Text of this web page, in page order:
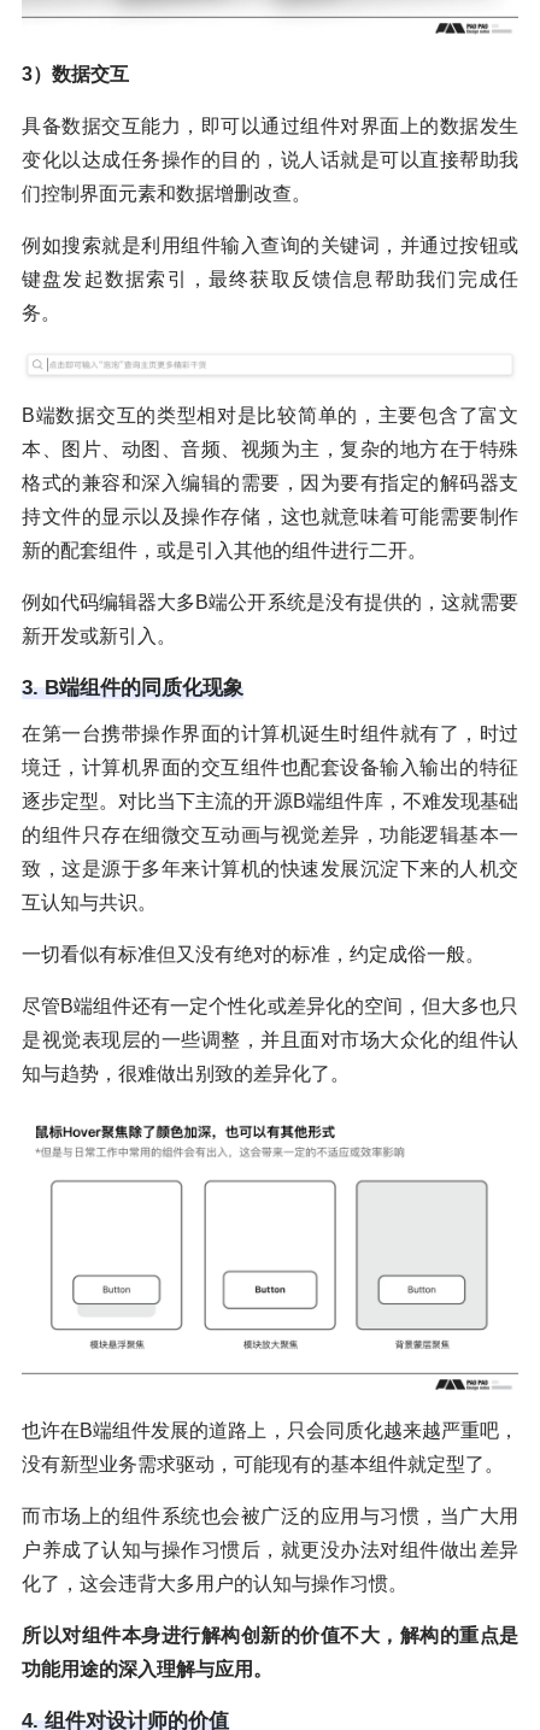
3）数据交互
具备数据交互能力，即可以通过组件对界面上的数据发生
变化以达成任务操作的目的，说人话就是可以直接帮助我
们控制界面元素和数据增删改查。
例如搜索就是利用组件输入查询的关键词，并通过按钮或
键盘发起数据索引，最终获取反馈信息帮助我们完成任
务。
B端数据交互的类型相对是比较简单的，主要包含了富文
本、图片、动图、音频、视频为主，复杂的地方在于特殊
格式的兼容和深入编辑的需要，因为要有指定的解码器支
持文件的显示以及操作存储，这也就意味着可能需要制作
新的配套组件，或是引入其他的组件进行二开。
例如代码编辑器大多B端公开系统是没有提供的，这就需要
新开发或新引入。
3. B端组件的同质化现象
在第一台携带操作界面的计算机诞生时组件就有了，时过
境迁，计算机界面的交互组件也配套设备输入输出的特征
逐步定型。对比当下主流的开源B端组件库，不难发现基础
的组件只存在细微交互动画与视觉差异，功能逻辑基本一
致，这是源于多年来计算机的快速发展沉淀下来的人机交
互认知与共识。
一切看似有标准但又没有绝对的标准，约定成俗一般。
尽管B端组件还有一定个性化或差异化的空间，但大多也只
是视觉表现层的一些调整，并且面对市场大众化的组件认
知与趋势，很难做出别致的差异化了。
也许在B端组件发展的道路上，只会同质化越来越严重吧，
没有新型业务需求驱动，可能现有的基本组件就定型了。
而市场上的组件系统也会被广泛的应用与习惯，当广大用
户养成了认知与操作习惯后，就更没办法对组件做出差异
化了，这会违背大多用户的认知与操作习惯。
所以对组件本身进行解构创新的价值不大，解构的重点是
功能用途的深入理解与应用。
4. 组件对设计师的价值